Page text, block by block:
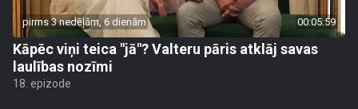
pirms 3 nedēļām, 6 dienām 00:05:59
Kāpēc viņi teica "jā"? Valteru pāris atklāj savas
laulības nozīmi
18. epizode